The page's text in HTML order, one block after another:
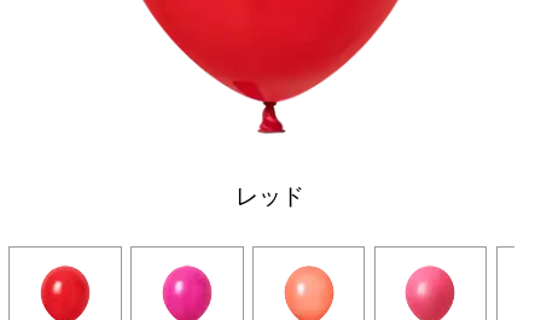
レッド